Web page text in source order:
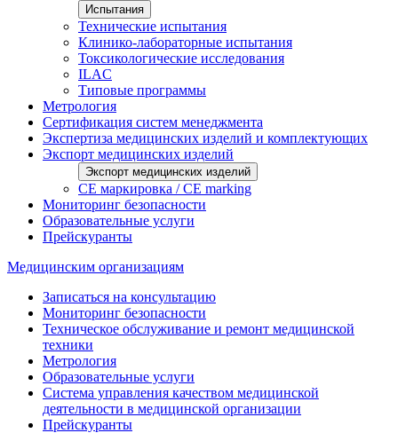
Испытания
Технические испытания
Клинико-лабораторные испытания
Токсикологические исследования
ILAС
Типовые программы
Метрология
Сертификация систем менеджмента
Экспертиза медицинских изделий и комплектующих
Экспорт медицинских изделий
Экспорт медицинских изделий
CE маркировка / CE marking
Мониторинг безопасности
Образовательные услуги
Прейскуранты
Медицинским организациям
Записаться на консультацию
Мониторинг безопасности
Техническое обслуживание и ремонт медицинской
техники
Метрология
Образовательные услуги
Система управления качеством медицинской
деятельности в медицинской организации
Прейскуранты